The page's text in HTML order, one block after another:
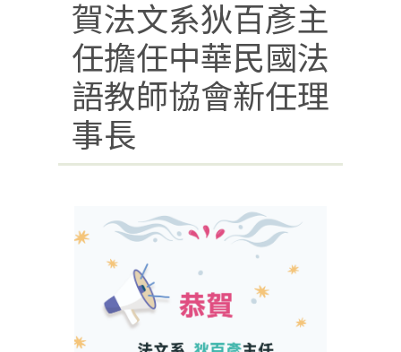
賀法文系狄百彥主
任擔任中華民國法
語教師協會新任理
事長